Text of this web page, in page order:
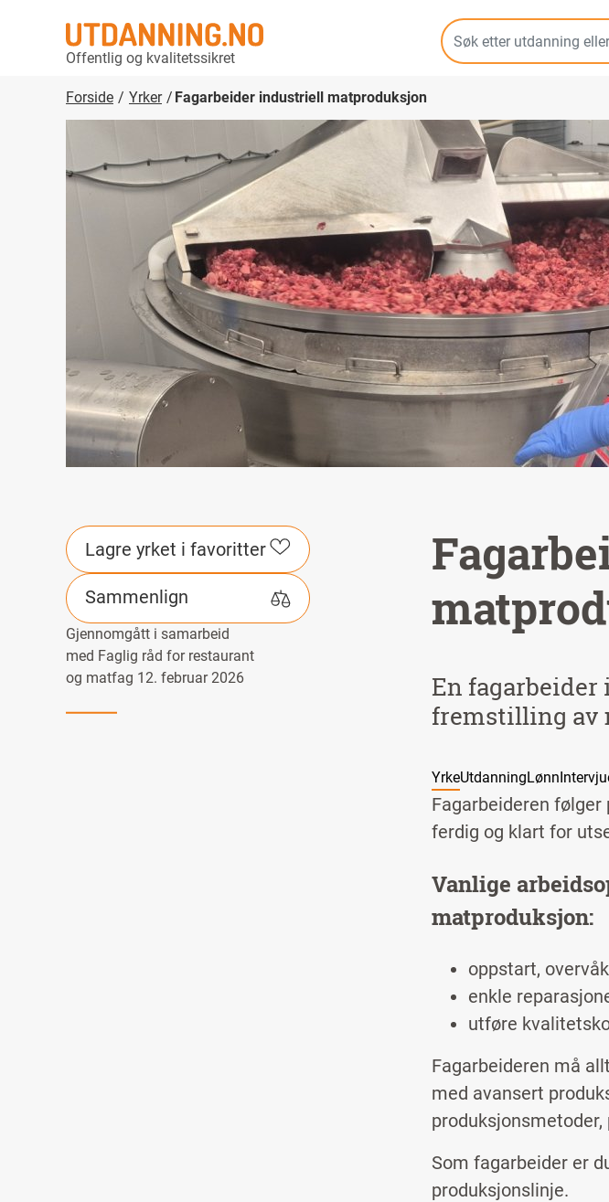
Offentlig og kvalitetssikret
Forside Yrker Fagarbeider industriell matproduksjon
Lagre yrket i favoritter
Sammenlign
Gjennomgått i samarbeid
med Faglig råd for restaurant
og matfag 12. februar 2026
En
fremstilling av
YrkeUtdanningLønn
Fagarbeideren
ferdig og klart for
Vanlige
matproduksjon:
oppstart,
enkle
utføre
Fagarbeideren må
med avansert
Som fagarbeider er
produksjonslinje.